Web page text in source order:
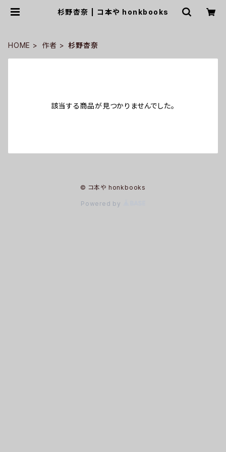
杉野杏奈 | コ本や honkbooks
HOME 作者 杉野杏奈
該当する商品が見つかりませんでした。
© コ本や honkbooks
Powered by